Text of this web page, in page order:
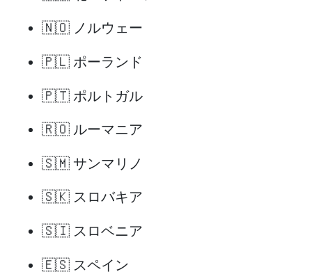
🇳🇴 ノルウェー
🇵🇱 ポーランド
🇵🇹 ポルトガル
🇷🇴 ルーマニア
🇸🇲 サンマリノ
🇸🇰 スロバキア
🇸🇮 スロベニア
🇪🇸 スペイン